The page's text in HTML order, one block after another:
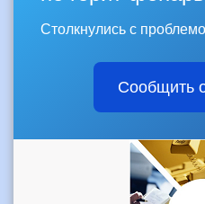
Столкнулись с
Сообщить